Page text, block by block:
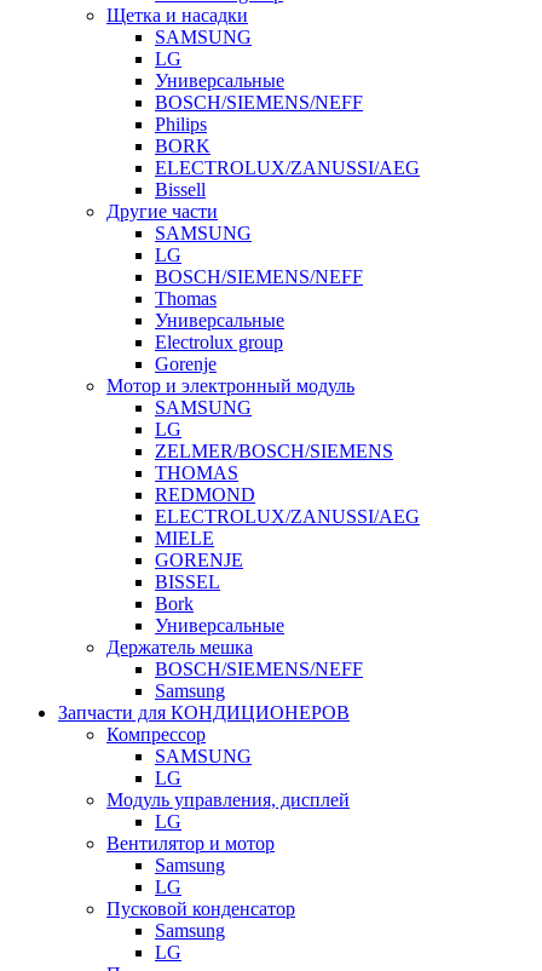
Щетка и насадки
SAMSUNG
LG
Универсальные
BOSCH/SIEMENS/NEFF
Philips
BORK
ELECTROLUX/ZANUSSI/AEG
Bissell
Другие части
SAMSUNG
LG
BOSCH/SIEMENS/NEFF
Thomas
Универсальные
Electrolux group
Gorenje
Мотор и электронный модуль
SAMSUNG
LG
ZELMER/BOSCH/SIEMENS
THOMAS
REDMOND
ELECTROLUX/ZANUSSI/AEG
MIELE
GORENJE
BISSEL
Bork
Универсальные
Держатель мешка
BOSCH/SIEMENS/NEFF
Samsung
Запчасти для КОНДИЦИОНЕРОВ
Компрессор
SAMSUNG
LG
Модуль управления, дисплей
LG
Вентилятор и мотор
Samsung
LG
Пусковой конденсатор
Samsung
LG